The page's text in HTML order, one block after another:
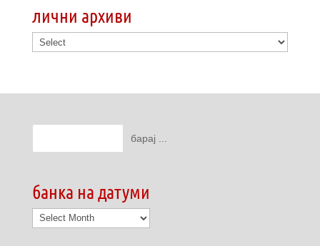
лични архиви
банка на датуми
банка
на